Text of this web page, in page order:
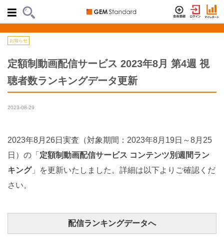
お知らせ
定額制動画配信サービス 2023年8月 第4週 視
聴者数ランキングデータ更新
2023-08-29
2023年8月26日実査（対象期間：2023年8月19日～8月25
日）の「 定額制動画配信サービス コンテンツ別週間ラン
キング」を更新いたしました。詳細は以下よりご確認くだ
さい。
配信ランキングデータへ